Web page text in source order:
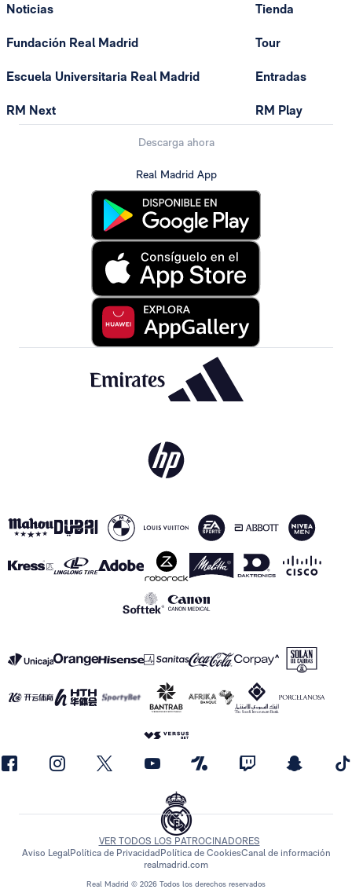
Noticias
Fundación Real Madrid
Escuela Universitaria Real Madrid
RM Next
Tienda
Tour
Entradas
RM Play
Descarga ahora
Real Madrid App
Real Madrid © 2026 Todos los derechos reservados
VER TODOS LOS PATROCINADORES
Aviso LegalPolítica de Privacidad Política de CookiesCanal de información
realmadrid.com